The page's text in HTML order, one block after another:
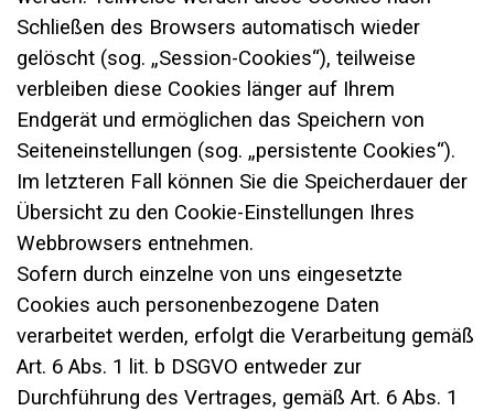
Schließen des Browsers automatisch wieder
gelöscht (sog. „Session-Cookies“), teilweise
verbleiben diese Cookies länger auf Ihrem
Endgerät und ermöglichen das Speichern von
Seiteneinstellungen (sog. „persistente Cookies“).
Im letzteren Fall können Sie die Speicherdauer der
Übersicht zu den Cookie-Einstellungen Ihres
Webbrowsers entnehmen.
Sofern durch einzelne von uns eingesetzte
Cookies auch personenbezogene Daten
verarbeitet werden, erfolgt die Verarbeitung gemäß
Art. 6 Abs. 1 lit. b DSGVO entweder zur
Durchführung des Vertrages, gemäß Art. 6 Abs. 1